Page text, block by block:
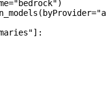
="bedrock")
byProvider=
]: